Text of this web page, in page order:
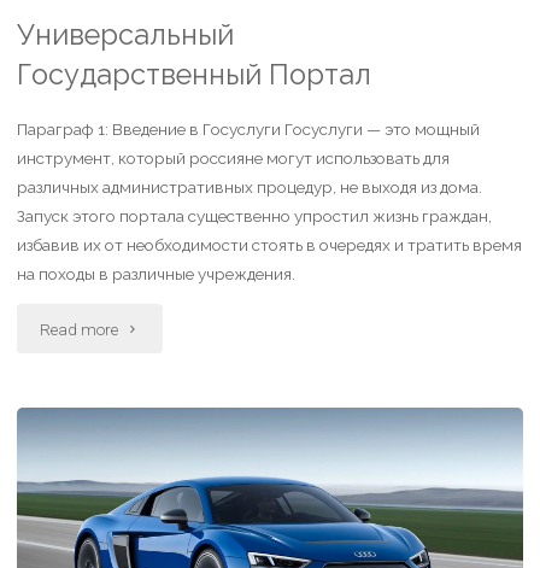
Универсальный
Государственный Портал
Параграф 1: Введение в Госуслуги Госуслуги — это мощный
инструмент, который россияне могут использовать для
различных административных процедур, не выходя из дома.
Запуск этого портала существенно упростил жизнь граждан,
избавив их от необходимости стоять в очередях и тратить время
на походы в различные учреждения.
Read more